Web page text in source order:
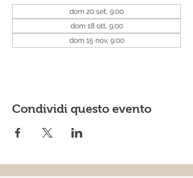
dom 20 set, 9:00
dom 18 ott, 9:00
dom 15 nov, 9:00
Condividi questo evento